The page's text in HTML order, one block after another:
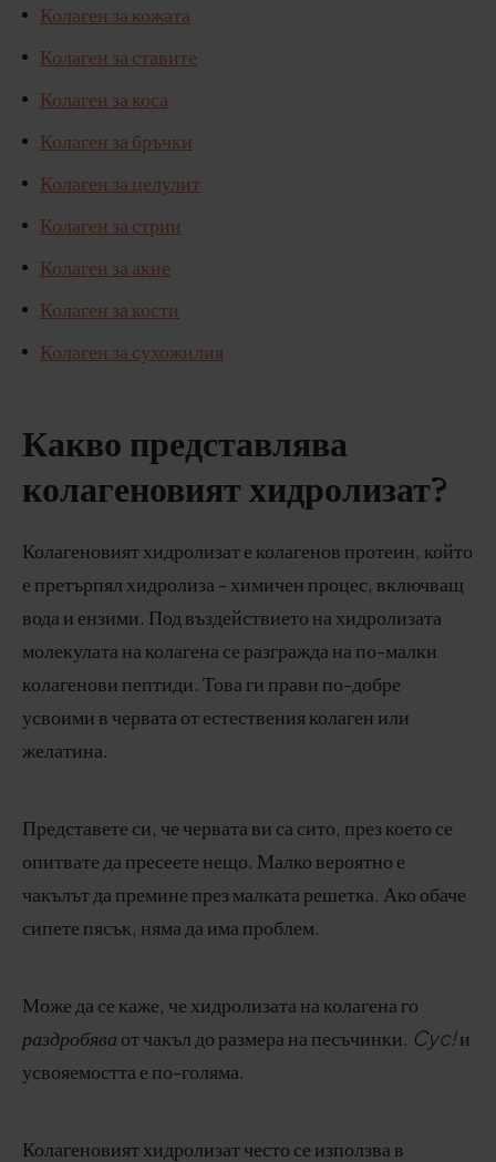
Колаген за кожата
Колаген за ставите
Колаген за коса
Колаген за бръчки
Колаген за целулит
Колаген за стрии
Колаген за акне
Колаген за кости
Колаген за сухожилия
Какво представлява
колагеновият хидролизат?
Колагеновият хидролизат е колагенов протеин, който
е претърпял хидролиза - химичен процес, включващ
вода и ензими. Под въздействието на хидролизата
молекулата на колагена се разгражда на по-малки
колагенови пептиди. Това ги прави по-добре
усвоими в червата от естествения колаген или
желатина.
Представете си, че червата ви са сито, през което се
опитвате да пресеете нещо. Малко вероятно е
чакълът да премине през малката решетка. Ако обаче
сипете пясък, няма да има проблем.
Може да се каже, че хидролизата на колагена го
раздробява от чакъл до размера на песъчинки. Cyc!и
усвояемостта е по-голяма.
Колагеновият хидролизат често се използва в